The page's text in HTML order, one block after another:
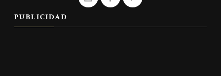
PUBLICIDAD